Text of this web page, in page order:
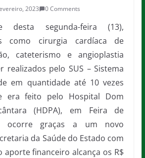
2023 0 Comments
segunda-feira (13),
como cirurgia cardíaca de
cateterismo e angioplastia
realizados pelo SUS – Sistema
em quantidade até 10 vezes
era feito pelo Hospital Dom
(HDPA), em Feira de
ocorre graças a um novo
da Saúde do Estado com
aporte financeiro alcança os R$